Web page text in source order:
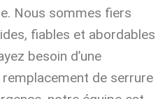
Nous sommes fiers
fiables et abordables
besoin d’une
remplacement de serrure